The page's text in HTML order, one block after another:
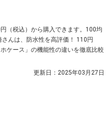
（税込）から購入できます。100均
んは、防水性を高評価！ 110円
ケース」の機能性の違いを徹底比較
更新日： 2025年03月27日